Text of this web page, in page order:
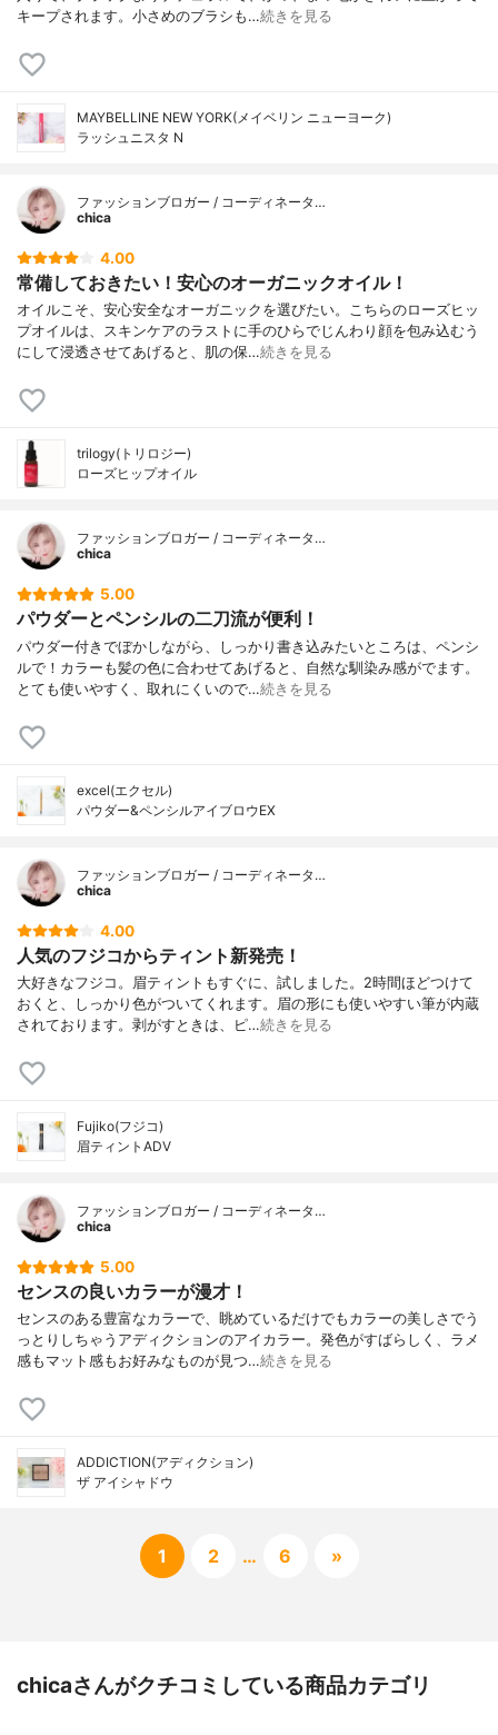
キープされます。小さめのブラシも…続きを見る
MAYBELLINE NEW YORK(メイベリン ニューヨーク)
ラッシュニスタ N
ファッションブロガー / コーディネータ…
chica
4.00
常備しておきたい！安心のオーガニックオイル！
オイルこそ、安心安全なオーガニックを選びたい。こちらのローズヒッ
プオイルは、スキンケアのラストに手のひらでじんわり顔を包み込むう
にして浸透させてあげると、肌の保…続きを見る
trilogy(トリロジー)
ローズヒップオイル
ファッションブロガー / コーディネータ…
chica
5.00
パウダーとペンシルの二刀流が便利！
パウダー付きでぼかしながら、しっかり書き込みたいところは、ペンシ
ルで！カラーも髪の色に合わせてあげると、自然な馴染み感がでます。
とても使いやすく、取れにくいので…続きを見る
excel(エクセル)
パウダー&ペンシルアイブロウEX
ファッションブロガー / コーディネータ…
chica
4.00
人気のフジコからティント新発売！
大好きなフジコ。眉ティントもすぐに、試しました。2時間ほどつけて
おくと、しっかり色がついてくれます。眉の形にも使いやすい筆が内蔵
されております。剥がすときは、ピ…続きを見る
Fujiko(フジコ)
眉ティントADV
ファッションブロガー / コーディネータ…
chica
5.00
センスの良いカラーが漫才！
センスのある豊富なカラーで、眺めているだけでもカラーの美しさでう
っとりしちゃうアディクションのアイカラー。発色がすばらしく、ラメ
感もマット感もお好みなものが見つ…続きを見る
ADDICTION(アディクション)
ザ アイシャドウ
1 2 … 6 »
chicaさんがクチコミしている商品カテゴリ